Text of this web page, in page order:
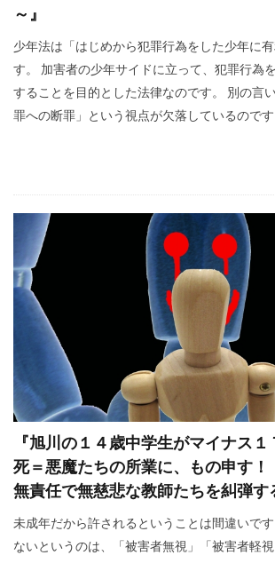
～』
少年法は「はじめから犯罪行為をした少年に
す。 加害者の少年サイドに立って、犯罪行為
することを目的とした法律なのです。 別の言
罪への断罪」という視点が欠落しているのです
『旭川の１４歳中学生がマイナス
死＝悪魔たちの所業に、もの申す
無責任で無慈悲な教師たちを糾弾す
未成年だから許されるということは間違いで
ないというのは、「被害者無視」「被害者軽視
ビジネス
ビル・ゲイツ
マ
ホルコン制御
マウイ島火災
マインド・マネージメント
ペット
ヘル
プロパガンダ２
プロパガンダ
プランデミック
フリーメーソンリー
フリーメー
フリーメイソン
ｍRNAワクチン